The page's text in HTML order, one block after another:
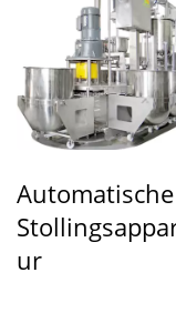
TOFU-
Ur